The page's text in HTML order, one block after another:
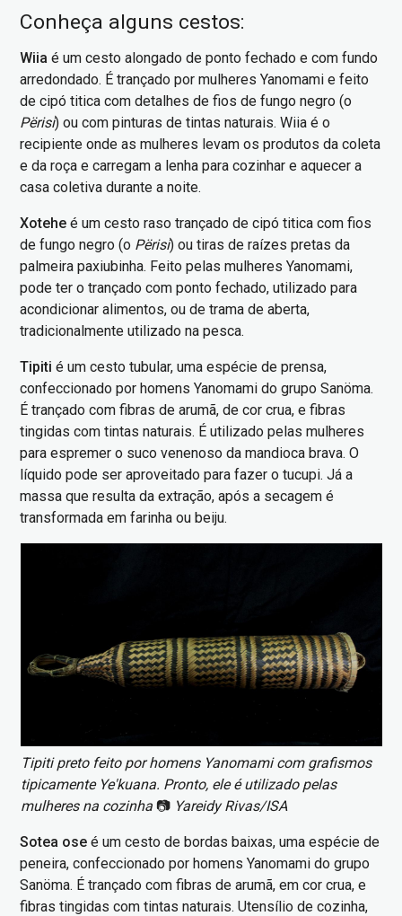
Conheça alguns cestos:
Wiia é um cesto alongado de ponto fechado e com fundo
arredondado. É trançado por mulheres Yanomami e feito
de cipó titica com detalhes de fios de fungo negro (o
Përisi) ou com pinturas de tintas naturais. Wiia é o
recipiente onde as mulheres levam os produtos da coleta
e da roça e carregam a lenha para cozinhar e aquecer a
casa coletiva durante a noite.
Xotehe é um cesto raso trançado de cipó titica com fios
de fungo negro (o Përisi) ou tiras de raízes pretas da
palmeira paxiubinha. Feito pelas mulheres Yanomami,
pode ter o trançado com ponto fechado, utilizado para
acondicionar alimentos, ou de trama de aberta,
tradicionalmente utilizado na pesca.
Tipitié um cesto tubular, uma espécie de prensa,
confeccionado por homens Yanomami do grupo Sanöma.
É trançado com fibras de arumã, de cor crua, e fibras
tingidas com tintas naturais. É utilizado pelas mulheres
para espremer o suco venenoso da mandioca brava. O
líquido pode ser aproveitado para fazer o tucupi. Já a
massa que resulta da extração, após a secagem é
transformada em farinha ou beiju.
Tipiti preto feito por homens Yanomami com grafismos
tipicamente Ye'kuana. Pronto, ele é utilizado pelas
mulheres na cozinha📷 Yareidy Rivas/ISA
Sotea ose é um cesto de bordas baixas, uma espécie de
peneira, confeccionado por homens Yanomami do grupo
Sanöma. É trançado com fibras de arumã, em cor crua, e
fibras tingidas com tintas naturais. Utensílio de cozinha,